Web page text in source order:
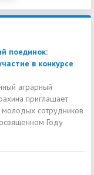
поединок:
в конкурсе
аграрный
приглашает
молодых сотрудников
Году